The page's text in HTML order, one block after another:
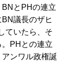
BN と PHの連立
BN議長のザヒ
ていたら、そ
PH との連立
ンワル政権誕